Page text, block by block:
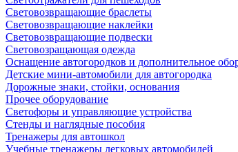
Световозвращающие браслеты
Световозвращающие наклейки
Световозвращающие подвески
Световозращающая одежда
Оснащение автогородков и дополнительное
Детские мини-автомобили для автогородка
Дорожные знаки, стойки, основания
Прочее оборудование
Светофоры и управляющие устройства
Стенды и наглядные пособия
Тренажеры для автошкол
Учебные тренажеры легковых автомобилей